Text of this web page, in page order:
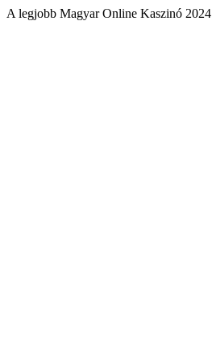
A legjobb Magyar Online Kaszinó 2024